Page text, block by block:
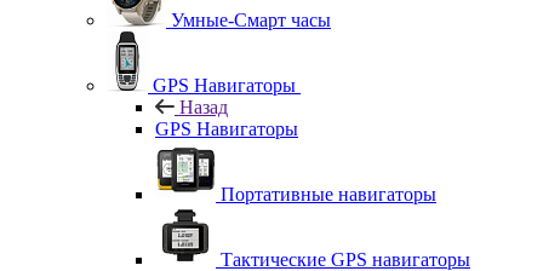
Умные-Смарт часы
GPS Навигаторы
Назад
GPS Навигаторы
Портативные навигаторы
Тактические GPS навигаторы